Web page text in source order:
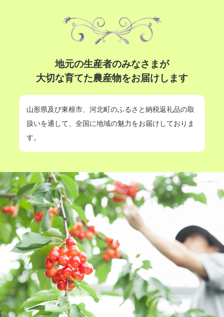
地元の生産者のみなさまが
大切な育てた農産物をお届けします
山形県及び東根市、河北町のふるさと納税返礼品の取
扱いを通して、全国に地域の魅力をお届けしておりま
す。